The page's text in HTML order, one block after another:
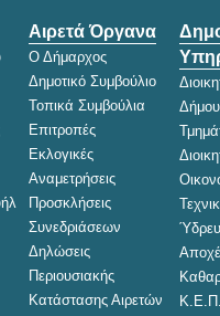
Αιρετά Όργανα
Ο Δήμαρχος
Δημοτικό Συμβούλιο
Τοπικά Συμβούλια
Επιτροπές
Εκλογικές
Αναμετρήσεις
Προσκλήσεις
Συνεδριάσεων
Δηλώσεις
Περιουσιακής
Κατάστασης Αιρετών
Δήμου